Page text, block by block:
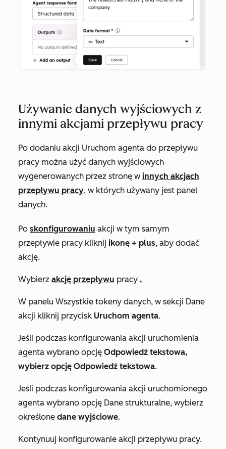
Używanie danych wyjściowych z
innymi akcjami przepływu pracy
Po dodaniu akcji Uruchom agenta do przepływu
pracy można użyć danych wyjściowych
wygenerowanych przez stronę w innych akcjach
przepływu pracy, w których używany jest panel
danych.
Po skonfigurowaniu akcji w tym samym
przepływie pracy kliknij ikonę + plus, aby dodać
akcję.
Wybierz akcję przepływu pracy .
W panelu Wszystkie tokeny danych, w sekcji Dane
akcji kliknij przycisk Uruchom agenta.
Jeśli podczas konfigurowania akcji uruchomienia
agenta wybrano opcję Odpowiedź tekstowa,
wybierz opcję Odpowiedź tekstowa.
Jeśli podczas konfigurowania akcji uruchomionego
agenta wybrano opcję Dane strukturalne, wybierz
określone dane wyjściowe.
Kontynuuj konfigurowanie akcji przepływu pracy.